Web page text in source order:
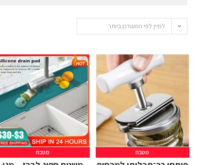
למיין לפי המעודכן ביותר
מטבח מטבח